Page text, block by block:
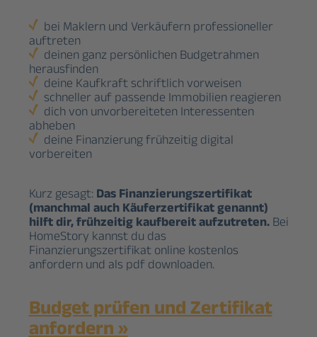
bei Maklern und Verkäufern professioneller
auftreten
deinen ganz persönlichen Budgetrahmen
herausfinden
deine Kaufkraft schriftlich vorweisen
schneller auf passende Immobilien reagieren
dich von unvorbereiteten Interessenten
abheben
deine Finanzierung frühzeitig digital
vorbereiten
Kurz gesagt: Das Finanzierungszertifikat
(manchmal auch Käuferzertifikat genannt)
hilft dir, frühzeitig kaufbereit aufzutreten.Bei
HomeStory kannst du das
Finanzierungszertifikat online kostenlos
anfordern und als pdf downloaden.
Budget prüfen und Zertifikat
anfordern »